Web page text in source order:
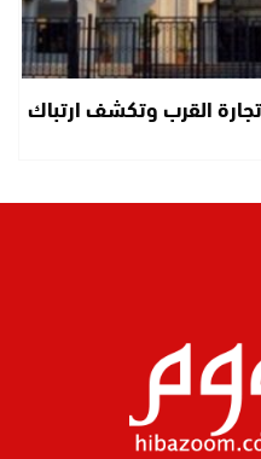
تجارة القرب وتكشف ارتباك